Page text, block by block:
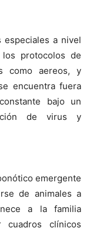
especiales a nivel
protocolos de
como aereos, y
encuentra fuera
bajo un
de virus y
emergente
de animales a
a la familia
cuadros clínicos